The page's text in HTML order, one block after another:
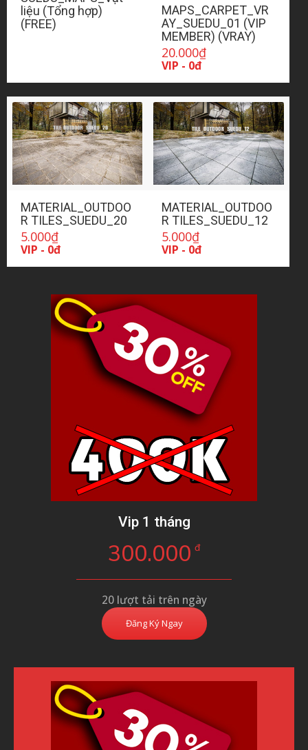
liệu (Tổng hợp)
(FREE)
MAPS_CARPET_VR
AY_SUEDU_01 (VIP
MEMBER) (VRAY)
20.000₫
VIP - 0đ
MATERIAL_OUTDOO
R TILES_SUEDU_20
5.000₫
VIP - 0đ
MATERIAL_OUTDOO
R TILES_SUEDU_12
5.000₫
VIP - 0đ
Vip 1 tháng
300.000 đ
20 lượt tải trên ngày
Đăng Ký Ngay